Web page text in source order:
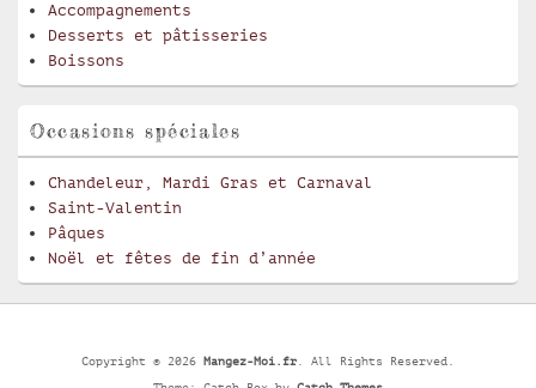
Accompagnements
Desserts et pâtisseries
Boissons
Occasions spéciales
Chandeleur, Mardi Gras et Carnaval
Saint-Valentin
Pâques
Noël et fêtes de fin d’année
Copyright © 2026 Mangez-Moi.fr . All Rights Reserved.